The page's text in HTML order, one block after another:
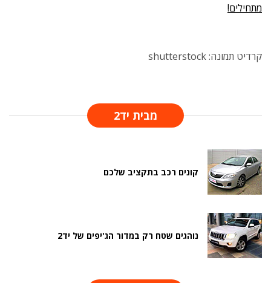
מתחילים!
קרדיט תמונה: shutterstock
מבית יד2
קונים רכב בתקציב שלכם
נוהגים שטח רק במדור הג'יפים של יד2